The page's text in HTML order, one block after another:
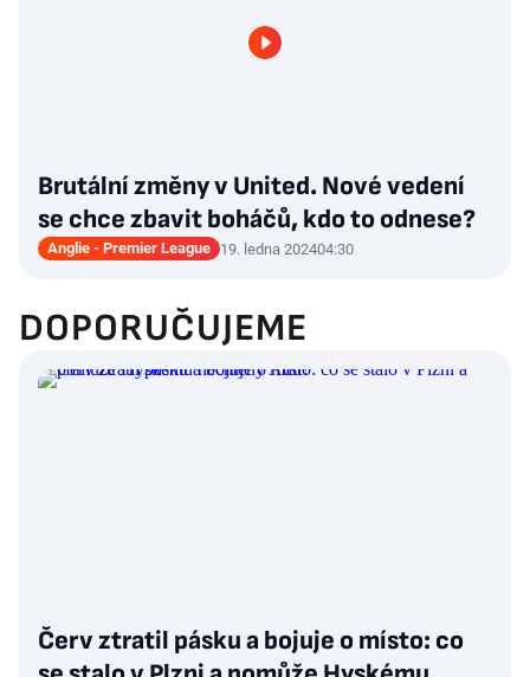
Brutální změny v United. Nové vedení
se chce zbavit boháčů, kdo to odnese?
Anglie - Premier League 19. ledna 202404:30
DOPORUČUJEME
Červ ztratil pásku a bojuje o místo: co